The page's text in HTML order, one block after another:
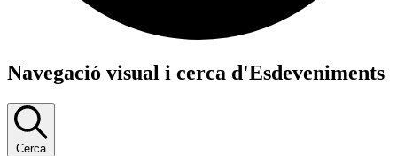
Esdeveniments
Navegació visual i cerca d'Esdeveniments
Cerca